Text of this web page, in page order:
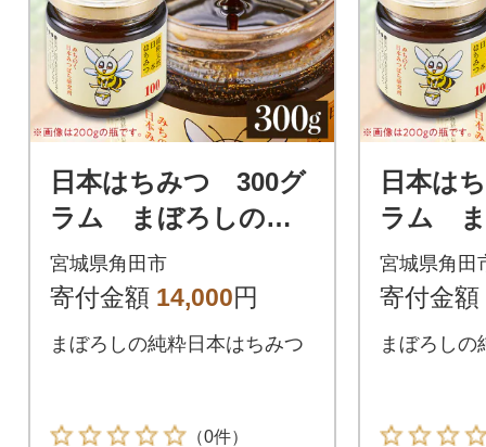
日本はちみつ 300グ
ラム まぼろしの純
粋日本はちみつ
宮城県角田市
寄付金額 14,000円
まぼろしの純粋日本はちみつ
（0件）
日本は
ラム ま
粋日本
宮城県角田
寄付金額
まぼろしの